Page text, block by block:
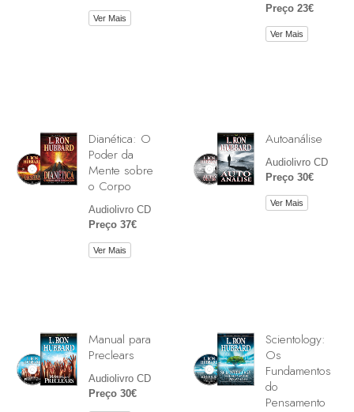
Ver Mais
Preço 23€
Ver Mais
Dianética: O
Poder da
Mente sobre
o Corpo
Audiolivro CD
Preço 37€
Ver Mais
Autoanálise
Audiolivro CD
Preço 30€
Ver Mais
Manual para
Preclears
Audiolivro CD
Preço 30€
Scientology:
Os
Fundamentos
do
Pensamento